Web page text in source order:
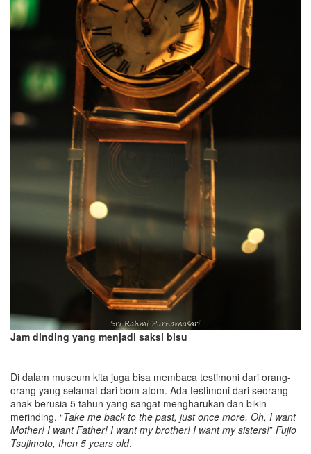
Jam dinding yang menjadi saksi bisu
Di dalam museum kita juga bisa membaca testimoni dari orang-
orang yang selamat dari bom atom. Ada testimoni dari seorang
anak berusia 5 tahun yang sangat mengharukan dan bikin
merinding. “Take me back to the past, just once more. Oh, I want
Mother! I want Father! I want my brother! I want my sisters!” Fujio
Tsujimoto, then 5 years old.